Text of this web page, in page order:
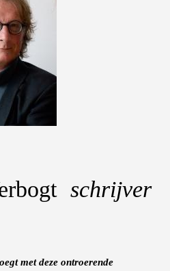
schrijver
met deze ontroerende